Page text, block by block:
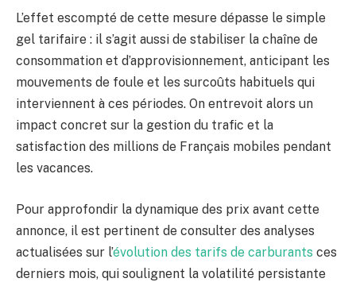
L’effet escompté de cette mesure dépasse le simple
gel tarifaire : il s’agit aussi de stabiliser la chaîne de
consommation et d’approvisionnement, anticipant les
mouvements de foule et les surcoûts habituels qui
interviennent à ces périodes. On entrevoit alors un
impact concret sur la gestion du trafic et la
satisfaction des millions de Français mobiles pendant
les vacances.
Pour approfondir la dynamique des prix avant cette
annonce, il est pertinent de consulter des analyses
actualisées sur l’évolution des tarifs de carburants ces
derniers mois, qui soulignent la volatilité persistante